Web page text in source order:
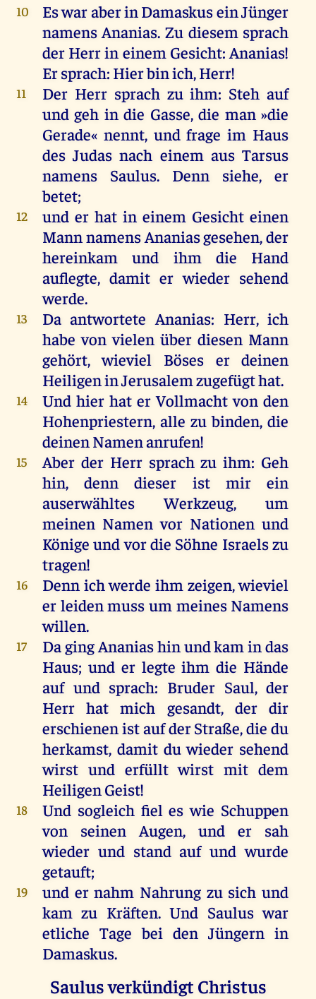
10 EswaraberinDamaskuseinJünger
namens Ananias. Zu diesem sprach
der Herrin einem Gesicht:Ananias!
Ersprach: Hierbinich,Herr!
11 Der Herr sprach zu ihm: Stehauf
undgeh in die Gasse,die man»die
Gerade« nennt, und frage im Haus
des Judas nach einem aus Tarsus
namens
Saulus. Denn siehe,er
betet;
12 und er hat in einem Gesicht einen
MannnamensAnaniasgesehen,der
hereinkamund ihm die
Hand
auflegte, damit er wieder sehend
werde.
13 Da antwortete Ananias: Herr,ich
habe von vielen über diesen Mann
gehört,wieviel Böses er deinen
HeiligeninJerusalemzugefügthat.
14 Und hier hat er Vollmachtvon den
Hohenpriestern, alle zu binden,die
deinenNamenanrufen!
15 Aber der Herr sprach zu ihm: Geh
hin,denn dieser ist mir
ein
auserwähltesWerkzeug,um
meinen Namen vor Nationenund
Könige undvordie Söhne Israelszu
tragen!
16 Denn ichwerde ihm zeigen,wieviel
er leidenmuss um meines Namens
willen.
17 DagingAnaniashinundkam indas
Haus; und er legte ihm die Hände
auf und sprach: Bruder Saul,der
Herr hat mich gesandt, der dir
erschienenistaufderStraße,die du
herkamst, damit du wieder sehend
wirst und erfüllt wirst mit dem
HeiligenGeist!
18 Undsogleich fiel es wie Schuppen
von
seinen Augen,und er
sah
wieder und stand auf und wurde
getauft;
19 und er nahm Nahrung zu sich und
kam zu Kräften.Und Saulus war
etliche Tage bei den Jüngern in
Damaskus.
Saulus verkündigt Christus